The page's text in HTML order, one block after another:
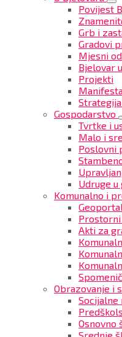
Povijest
Grb i
Gradovi
Mjesni
Bjelovar
Projekti
Gospodarstvo
Tvrtke i
Malo i
Poslovni
Udruge
Komunalno i
Akti za
Obrazovanje i
Socijalne
Osnovno